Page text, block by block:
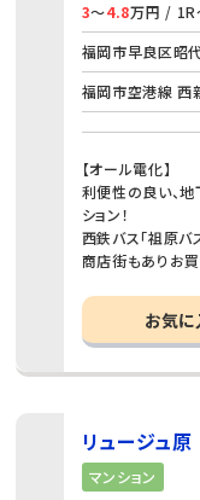
3～4.8万円 /
福岡市早良区昭
福岡市空港線 西
【オール電化】
利便性の良い、
ション！
西鉄バス「祖原バ
商店街もありお
お気に
リュージュ原
マンション